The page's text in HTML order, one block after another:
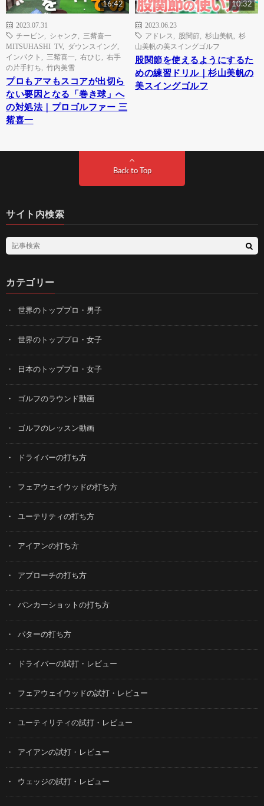
16:42
2023.07.31
チーピン
シャンク
三觜喜一
MITSUHASHI TV, ダウンスイング
インパクト
三觜喜一 右ひじ
右手
の片手打ち
竹内美雪
プロもアマもスコアが出切ら
ない要因となる「巻き球」へ
の対処法｜プロゴルファー 三
觜喜一
10:32
2023.06.23
アドレス
股関節 杉山美帆
杉
山美帆の美スイングゴルフ
股関節を使えるようにするた
めの練習ドリル｜杉山美帆の
美スイングゴルフ
Back to Top
サイト内検索
カテゴリー
世界のトッププロ・男子
世界のトッププロ・女子
日本のトッププロ・女子
ゴルフのラウンド動画
ゴルフのレッスン動画
ドライバーの打ち方
フェアウェイウッドの打ち方
ユーテリティの打ち方
アイアンの打ち方
アプローチの打ち方
バンカーショットの打ち方
パターの打ち方
ドライバーの試打・レビュー
フェアウェイウッドの試打・レビュー
ユーティリティの試打・レビュー
アイアンの試打・レビュー
ウェッジの試打・レビュー